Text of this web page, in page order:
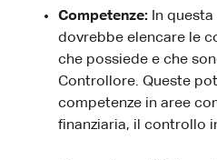
Competenze: In
dovrebbe elencare le
che possiede e che
Controllore. Queste
competenze in aree
finanziaria, il controllo